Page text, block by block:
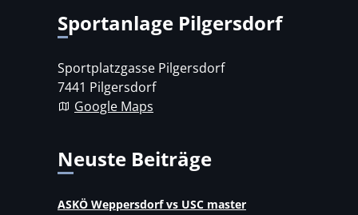
Sportanlage Pilgersdorf
Sportplatzgasse Pilgersdorf
7441 Pilgersdorf
Google Maps
Neuste Beiträge
ASKÖ Weppersdorf vs USC master